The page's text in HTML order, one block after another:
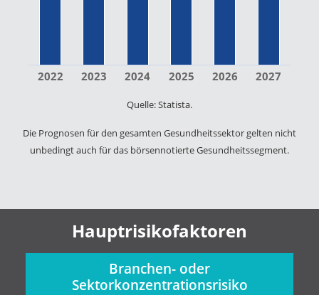
2022 2023 2024 2025 2026 2027
Quelle: Statista.
Die Prognosen für den gesamten Gesundheitssektor gelten nicht
unbedingt auch für das börsennotierte Gesundheitssegment.
Hauptrisikofaktoren
Branchen- oder
Sektorkonzentrationsrisiko